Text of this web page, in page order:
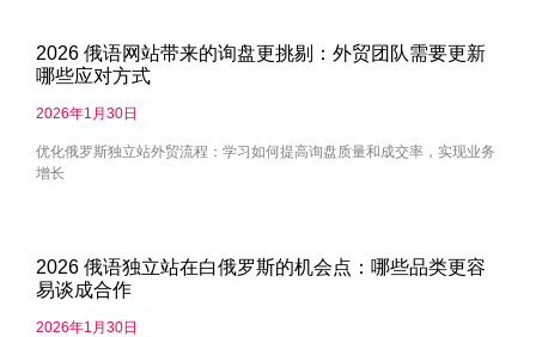
2026 俄语网站带来的询盘更挑剔：外贸团队需要更新
哪些应对方式
2026年1月30日
优化俄罗斯独立站外贸流程：学习如何提高询盘质量和成交率，实现业务
增长
2026 俄语独立站在白俄罗斯的机会点：哪些品类更容
易谈成合作
2026年1月30日